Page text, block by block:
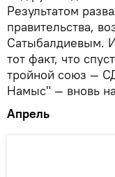
Результатом
правительства,
Сатыбалдиевым.
тот факт, что
тройной союз —
Намыс" — вновь
Апрель